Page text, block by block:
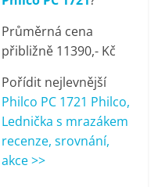
Průměrná cena
přibližně 11390,- Kč
Pořídit nejlevnější
Philco PC 1721 Philco,
Lednička s mrazákem
recenze, srovnání,
akce >>